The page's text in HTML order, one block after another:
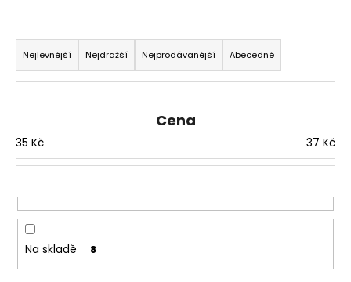
Ř
a
z
í
p
o
d
u
k
Nejlevnější Nejdražší Nejprodávanější Abecedně
Cena
35 Kč 37 Kč
Na skladě 8
D
p
o
u
č